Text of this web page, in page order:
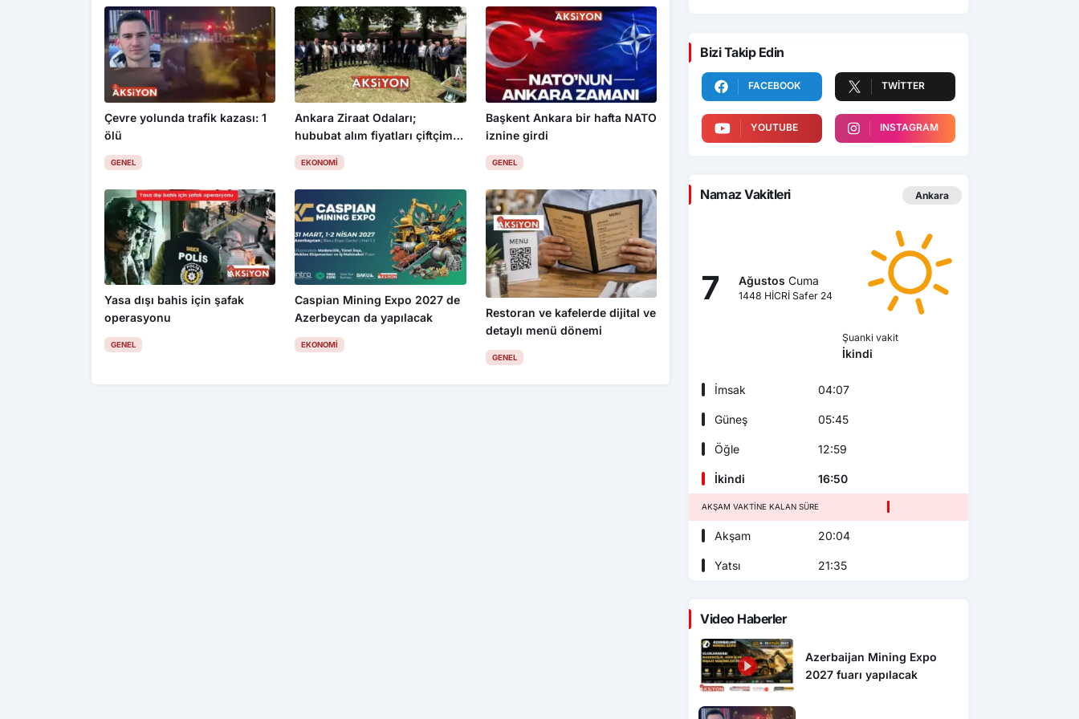
Çevre yolunda trafik kazası: 1
ölü
GENEL
Ankara Ziraat Odaları;
hububat alım fiyatları çiftçimizi
üzdü
EKONOMI
Başkent Ankara bir hafta NATO
iznine girdi
GENEL
Yasa dışı bahis için şafak
operasyonu
GENEL
Caspian Mining Expo 2027 de
Azerbeycan da yapılacak
EKONOMI
Restoran ve kafelerde dijital ve
detaylı menü dönemi
GENEL
Bizi Takip Edin
FACEBOOK TWITTER
YOUTUBE INSTAGRAM
Namaz Vakitleri Ankara
7 Ağustos Cuma
1448 HİCRİ Safer 24
Şuanki vakit
İkindi
İmsak 04:07
Güneş 05:45
Öğle 12:59
İkindi 16:50
AKŞAM VAKTINE KALAN SÜRE
Akşam 20:04
Yatsı 21:35
Video Haberler
Azerbaijan Mining Expo
2027 fuarı yapılacak